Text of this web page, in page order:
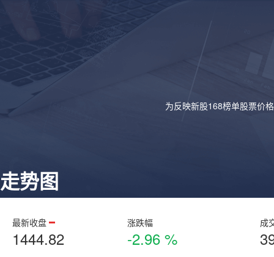
为反映新股168榜单股票价
走势图
最新收盘
1444.82
涨跌幅
-2.96 %
成